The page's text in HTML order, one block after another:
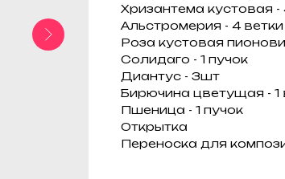
Хризантема кустовая -
Альстромерия - 4 ветки
Роза кустовая
Солидаго - 1 пучок
Диантус - 3шт
Бирючина цветущая - 1
Пшеница - 1 пучок
Открытка
Переноска для